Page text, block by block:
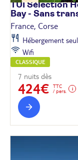
TUI Sélection
Bay - Sans
France, Corse
Hébergement seul
Wifi
CLASSIQUE
7 nuits dès
424€
TTC
/ pers.